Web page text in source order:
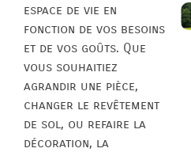
espace de vie en
fonction de vos besoins
et de vos goûts. Que
vous souhaitiez
agrandir une pièce,
changer le revêtement
de sol, ou refaire la
décoration, la